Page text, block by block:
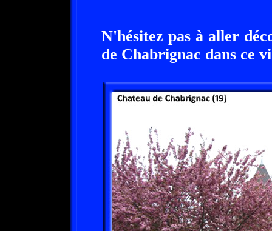
N'hésitez pas à aller
de Chabrignac dans ce